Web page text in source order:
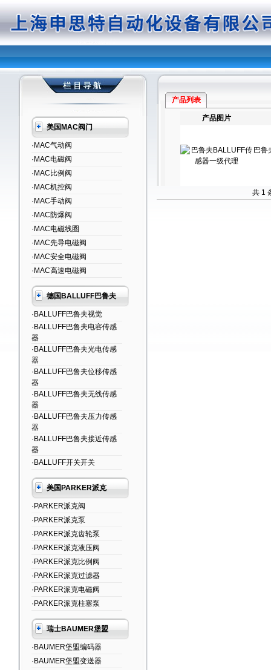
美国MAC阀门
·MAC气动阀
·MAC电磁阀
·MAC比例阀
·MAC机控阀
·MAC手动阀
·MAC防爆阀
·MAC电磁线圈
·MAC先导电磁阀
·MAC安全电磁阀
·MAC高速电磁阀
德国BALLUFF巴鲁夫
·BALLUFF巴鲁夫视觉
·BALLUFF巴鲁夫电容传感
器
·BALLUFF巴鲁夫光电传感
器
·BALLUFF巴鲁夫位移传感
器
·BALLUFF巴鲁夫无线传感
器
·BALLUFF巴鲁夫压力传感
器
·BALLUFF巴鲁夫接近传感
器
·BALLUFF开关开关
美国PARKER派克
·PARKER派克阀
·PARKER派克泵
·PARKER派克齿轮泵
·PARKER派克液压阀
·PARKER派克比例阀
·PARKER派克过滤器
·PARKER派克电磁阀
·PARKER派克柱塞泵
瑞士BAUMER堡盟
·BAUMER堡盟编码器
·BAUMER堡盟变送器
产品列表
产品图片
巴鲁
共 1